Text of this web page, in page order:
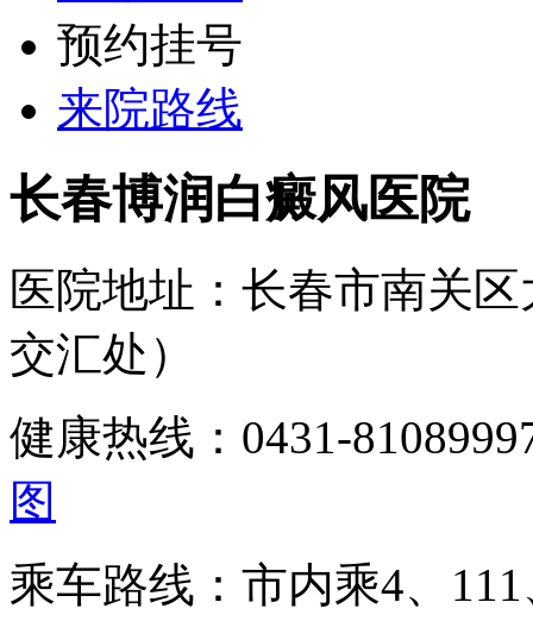
预约挂号
来院路线
长春博润白癜风医院
医院地址：长春市南关
交汇处）
健康热线：0431-
图
乘车路线：市内乘4、